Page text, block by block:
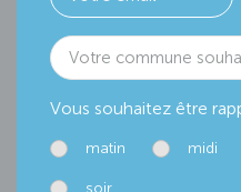
Votre commune
Vous souhaitez être
matin midi